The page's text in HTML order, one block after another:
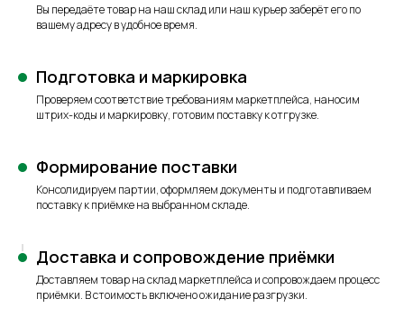
Вы передаёте товар на наш склад или наш курьер заберёт его по
вашему адресу в удобное время.
Подготовка и маркировка
Проверяем соответствие требованиям маркетплейса, наносим
штрих-коды и маркировку, готовим поставку к отгрузке.
Формирование поставки
Консолидируем партии, оформляем документы и подготавливаем
поставку к приёмке на выбранном складе.
Доставка и сопровождение приёмки
Доставляем товар на склад маркетплейса и сопровождаем процесс
приёмки. В стоимость включено ожидание разгрузки.